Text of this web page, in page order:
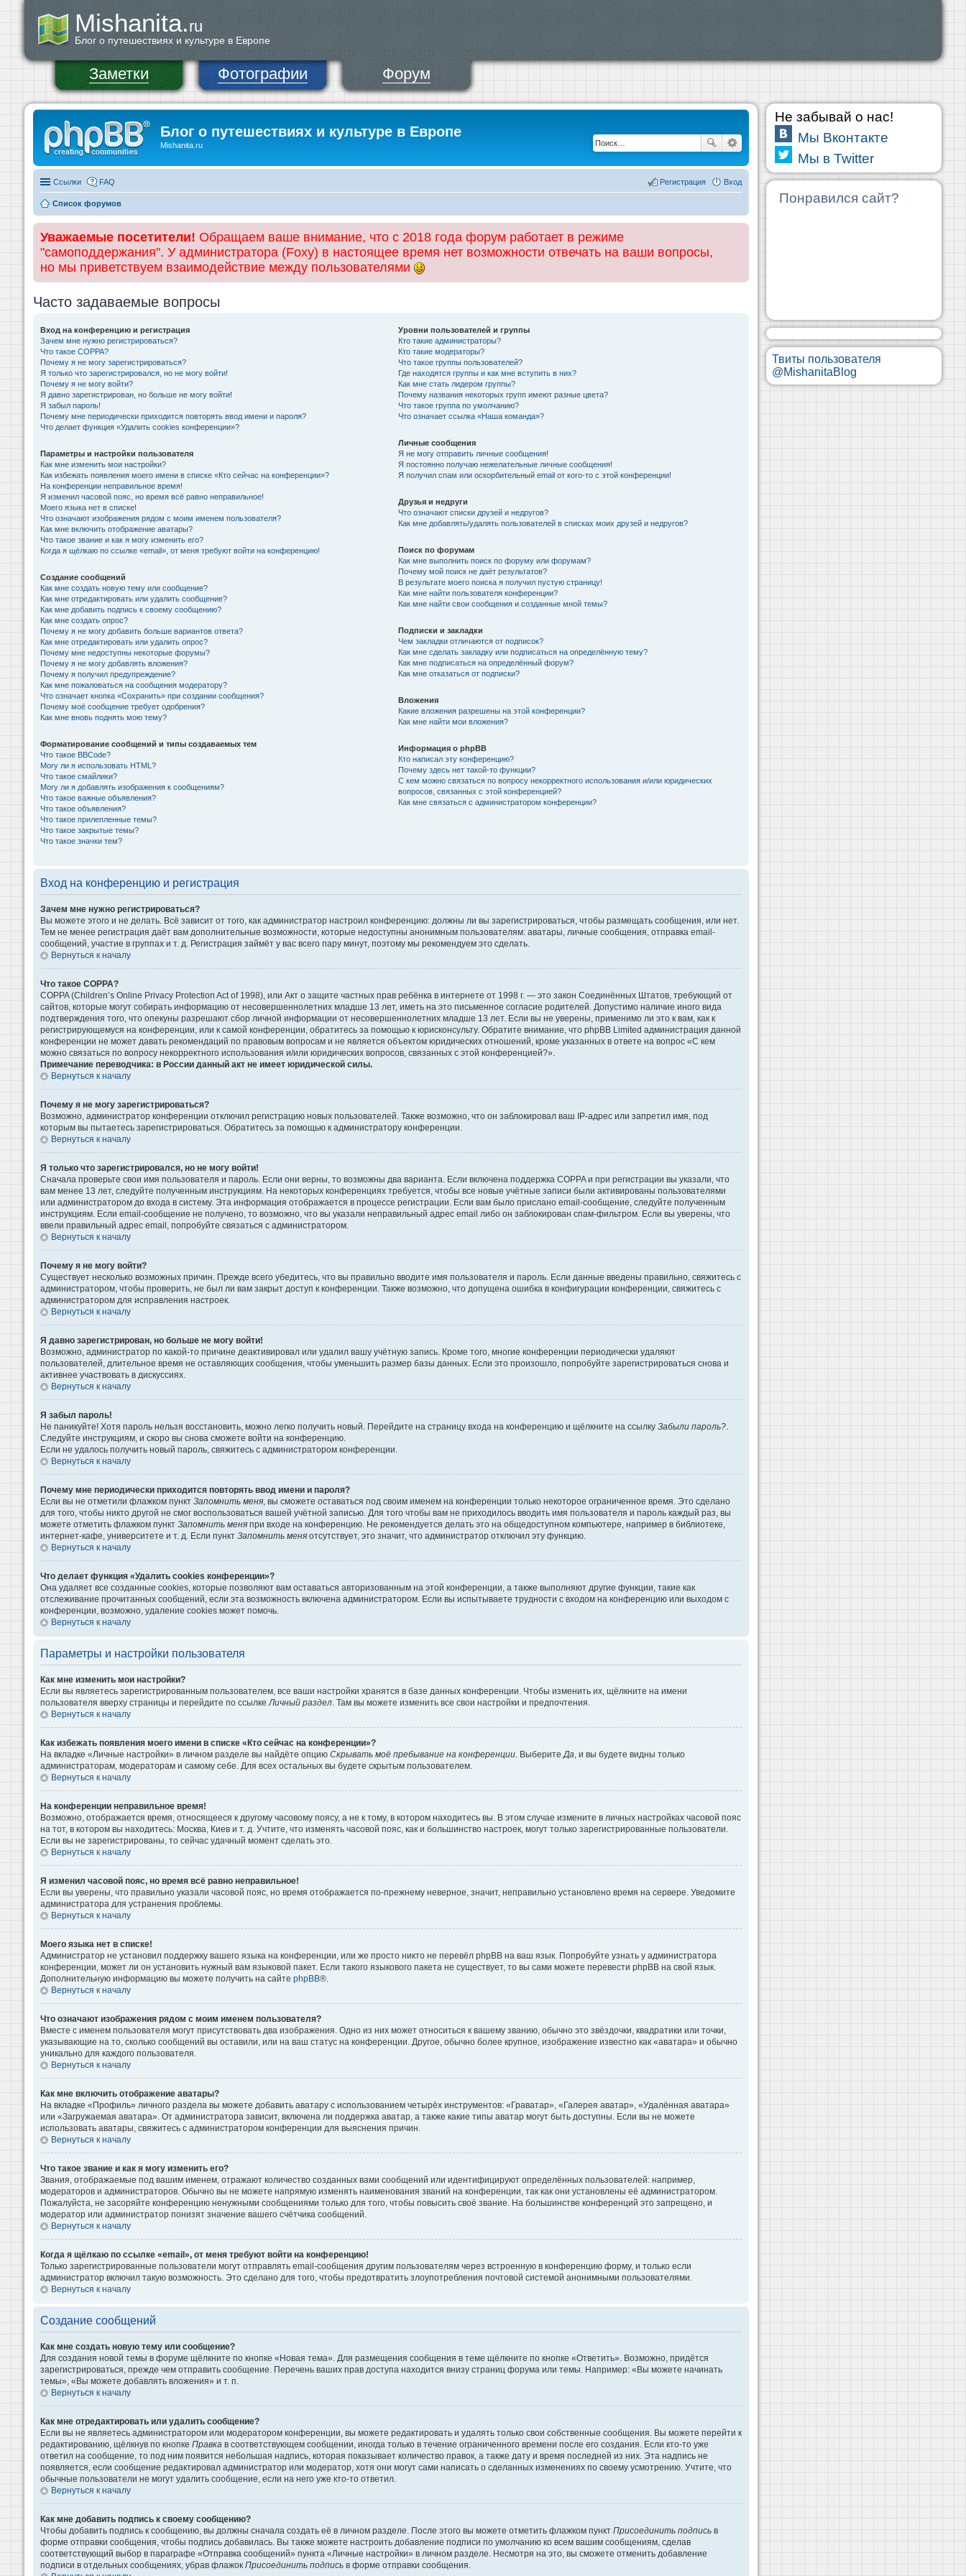
Mishanita.ru
Блог о путешествиях и культуре в Европе
Заметки Фотографии Форум
Блог о путешествиях и культуре в Европе
Mishanita.ru
Ссылки FAQ Вход
Регистрация
Список форумов
Уважаемые посетители! Обращаем ваше внимание, что с 2018 года форум работает в режиме
"самоподдержания". У администратора (Foxy) в настоящее время нет возможности отвечать на ваши вопросы,
но мы приветствуем взаимодействие между пользователями
Часто задаваемые вопросы
Вход на конференцию и регистрация
Зачем мне нужно регистрироваться?
Что такое COPPA?
Почему я не могу зарегистрироваться?
Я только что зарегистрировался, но не могу войти!
Почему я не могу войти?
Я давно зарегистрирован, но больше не могу войти!
Я забыл пароль!
Почему мне периодически приходится повторять ввод имени и пароля?
Что делает функция «Удалить cookies конференции»?
Параметры и настройки пользователя
Как мне изменить мои настройки?
Как избежать появления моего имени в списке «Кто сейчас на конференции»?
На конференции неправильное время!
Я изменил часовой пояс, но время всё равно неправильное!
Моего языка нет в списке!
Что означают изображения рядом с моим именем пользователя?
Как мне включить отображение аватары?
Что такое звание и как я могу изменить его?
Когда я щёлкаю по ссылке «email», от меня требуют войти на конференцию!
Создание сообщений
Как мне создать новую тему или сообщение?
Как мне отредактировать или удалить сообщение?
Как мне добавить подпись к своему сообщению?
Как мне создать опрос?
Почему я не могу добавить больше вариантов ответа?
Как мне отредактировать или удалить опрос?
Почему мне недоступны некоторые форумы?
Почему я не могу добавлять вложения?
Почему я получил предупреждение?
Как мне пожаловаться на сообщения модератору?
Что означает кнопка «Сохранить» при создании сообщения?
Почему моё сообщение требует одобрения?
Как мне вновь поднять мою тему?
Форматирование сообщений и типы создаваемых тем
Что такое BBCode?
Могу ли я использовать HTML?
Что такое смайлики?
Могу ли я добавлять изображения к сообщениям?
Что такое важные объявления?
Что такое объявления?
Что такое прилепленные темы?
Что такое закрытые темы?
Что такое значки тем?
Уровни пользователей и группы
Кто такие администраторы?
Кто такие модераторы?
Что такое группы пользователей?
Где находятся группы и как мне вступить в них?
Как мне стать лидером группы?
Почему названия некоторых групп имеют разные цвета?
Что такое группа по умолчанию?
Что означает ссылка «Наша команда»?
Личные сообщения
Я не могу отправить личные сообщения!
Я постоянно получаю нежелательные личные сообщения!
Я получил спам или оскорбительный email от кого-то с этой конференции!
Друзья и недруги
Что означают списки друзей и недругов?
Как мне добавлять/удалять пользователей в списках моих друзей и недругов?
Поиск по форумам
Как мне выполнить поиск по форуму или форумам?
Почему мой поиск не даёт результатов?
В результате моего поиска я получил пустую страницу!
Как мне найти пользователя конференции?
Как мне найти свои сообщения и созданные мной темы?
Подписки и закладки
Чем закладки отличаются от подписок?
Как мне сделать закладку или подписаться на определённую тему?
Как мне подписаться на определённый форум?
Как мне отказаться от подписки?
Вложения
Какие вложения разрешены на этой конференции?
Как мне найти мои вложения?
Информация о phpBB
Кто написал эту конференцию?
Почему здесь нет такой-то функции?
С кем можно связаться по вопросу некорректного использования и/или юридических
вопросов, связанных с этой конференцией?
Как мне связаться с администратором конференции?
Вход на конференцию и регистрация
Зачем мне нужно регистрироваться?
Вы можете этого и не делать. Всё зависит от того, как администратор настроил конференцию: должны ли вы зарегистрироваться, чтобы размещать сообщения, или нет.
Тем не менее регистрация даёт вам дополнительные возможности, которые недоступны анонимным пользователям: аватары, личные сообщения, отправка email-
сообщений, участие в группах и т. д. Регистрация займёт у вас всего пару минут, поэтому мы рекомендуем это сделать.
Вернуться к началу
Что такое COPPA?
COPPA (Children’s Online Privacy Protection Act of 1998), или Акт о защите частных прав ребёнка в интернете от 1998 г. — это закон Соединённых Штатов, требующий от
сайтов, которые могут собирать информацию от несовершеннолетних младше 13 лет, иметь на это письменное согласие родителей. Допустимо наличие иного вида
подтверждения того, что опекуны разрешают сбор личной информации от несовершеннолетних младше 13 лет. Если вы не уверены, применимо ли это к вам, как к
регистрирующемуся на конференции, или к самой конференции, обратитесь за помощью к юрисконсульту. Обратите внимание, что phpBB Limited администрация данной
конференции не может давать рекомендаций по правовым вопросам и не является объектом юридических отношений, кроме указанных в ответе на вопрос «С кем
можно связаться по вопросу некорректного использования и/или юридических вопросов, связанных с этой конференцией?».
Примечание переводчика: в России данный акт не имеет юридической силы.
Вернуться к началу
Почему я не могу зарегистрироваться?
Возможно, администратор конференции отключил регистрацию новых пользователей. Также возможно, что он заблокировал ваш IP-адрес или запретил имя, под
которым вы пытаетесь зарегистрироваться. Обратитесь за помощью к администратору конференции.
Вернуться к началу
Я только что зарегистрировался, но не могу войти!
Сначала проверьте свои имя пользователя и пароль. Если они верны, то возможны два варианта. Если включена поддержка COPPA и при регистрации вы указали, что
вам менее 13 лет, следуйте полученным инструкциям. На некоторых конференциях требуется, чтобы все новые учётные записи были активированы пользователями
или администратором до входа в систему. Эта информация отображается в процессе регистрации. Если вам было прислано email-сообщение, следуйте полученным
инструкциям. Если email-сообщение не получено, то возможно, что вы указали неправильный адрес email либо он заблокирован спам-фильтром. Если вы уверены, что
ввели правильный адрес email, попробуйте связаться с администратором.
Вернуться к началу
Почему я не могу войти?
Существует несколько возможных причин. Прежде всего убедитесь, что вы правильно вводите имя пользователя и пароль. Если данные введены правильно, свяжитесь с
администратором, чтобы проверить, не был ли вам закрыт доступ к конференции. Также возможно, что допущена ошибка в конфигурации конференции, свяжитесь с
администратором для исправления настроек.
Вернуться к началу
Я давно зарегистрирован, но больше не могу войти!
Возможно, администратор по какой-то причине деактивировал или удалил вашу учётную запись. Кроме того, многие конференции периодически удаляют
пользователей, длительное время не оставляющих сообщения, чтобы уменьшить размер базы данных. Если это произошло, попробуйте зарегистрироваться снова и
активнее участвовать в дискуссиях.
Вернуться к началу
Я забыл пароль!
Не паникуйте! Хотя пароль нельзя восстановить, можно легко получить новый. Перейдите на страницу входа на конференцию и щёлкните на ссылку Забыли пароль?
Следуйте инструкциям, и скоро вы снова сможете войти на конференцию.
Если не удалось получить новый пароль, свяжитесь с администратором конференции.
Вернуться к началу
Почему мне периодически приходится повторять ввод имени и пароля?
Если вы не отметили флажком пункт Запомнить меня , вы сможете оставаться под своим именем на конференции только некоторое ограниченное время. Это сделано
для того, чтобы никто другой не смог воспользоваться вашей учётной записью. Для того чтобы вам не приходилось вводить имя пользователя и пароль каждый раз, вы
можете отметить флажком пункт Запомнить меня при входе на конференцию. Не рекомендуется делать это на общедоступном компьютере, например в библиотеке,
интернет-кафе, университете и т. д. Если пункт Запомнить меня отсутствует, это значит, что администратор отключил эту функцию.
Вернуться к началу
Что делает функция «Удалить cookies конференции»?
Она удаляет все созданные cookies, которые позволяют вам оставаться авторизованным на этой конференции, а также выполняют другие функции, такие как
отслеживание прочитанных сообщений, если эта возможность включена администратором. Если вы испытываете трудности с входом на конференцию или выходом с
конференции, возможно, удаление cookies может помочь.
Вернуться к началу
Параметры и настройки пользователя
Как мне изменить мои настройки?
Если вы являетесь зарегистрированным пользователем, все ваши настройки хранятся в базе данных конференции. Чтобы изменить их, щёлкните на имени
пользователя вверху страницы и перейдите по ссылке Личный раздел . Там вы можете изменить все свои настройки и предпочтения.
Вернуться к началу
Как избежать появления моего имени в списке «Кто сейчас на конференции»?
На вкладке «Личные настройки» в личном разделе вы найдёте опцию Скрывать моё пребывание на конференции . Выберите Да , и вы будете видны только
администраторам, модераторам и самому себе. Для всех остальных вы будете скрытым пользователем.
Вернуться к началу
На конференции неправильное время!
Возможно, отображается время, относящееся к другому часовому поясу, а не к тому, в котором находитесь вы. В этом случае измените в личных настройках часовой пояс
на тот, в котором вы находитесь: Москва, Киев и т. д. Учтите, что изменять часовой пояс, как и большинство настроек, могут только зарегистрированные пользователи.
Если вы не зарегистрированы, то сейчас удачный момент сделать это.
Вернуться к началу
Я изменил часовой пояс, но время всё равно неправильное!
Если вы уверены, что правильно указали часовой пояс, но время отображается по-прежнему неверное, значит, неправильно установлено время на сервере. Уведомите
администратора для устранения проблемы.
Вернуться к началу
Моего языка нет в списке!
Администратор не установил поддержку вашего языка на конференции, или же просто никто не перевёл phpBB на ваш язык. Попробуйте узнать у администратора
конференции, может ли он установить нужный вам языковой пакет. Если такого языкового пакета не существует, то вы сами можете перевести phpBB на свой язык.
Дополнительную информацию вы можете получить на сайте phpBB®.
Вернуться к началу
Что означают изображения рядом с моим именем пользователя?
Вместе с именем пользователя могут присутствовать два изображения. Одно из них может относиться к вашему званию, обычно это звёздочки, квадратики или точки,
указывающие на то, сколько сообщений вы оставили, или на ваш статус на конференции. Другое, обычно более крупное, изображение известно как «аватара» и обычно
уникально для каждого пользователя.
Вернуться к началу
Как мне включить отображение аватары?
На вкладке «Профиль» личного раздела вы можете добавить аватару с использованием четырёх инструментов: «Граватар», «Галерея аватар», «Удалённая аватара»
или «Загружаемая аватара». От администратора зависит, включена ли поддержка аватар, а также какие типы аватар могут быть доступны. Если вы не можете
использовать аватары, свяжитесь с администратором конференции для выяснения причин.
Вернуться к началу
Что такое звание и как я могу изменить его?
Звания, отображаемые под вашим именем, отражают количество созданных вами сообщений или идентифицируют определённых пользователей: например,
модераторов и администраторов. Обычно вы не можете напрямую изменять наименования званий на конференции, так как они установлены её администратором.
Пожалуйста, не засоряйте конференцию ненужными сообщениями только для того, чтобы повысить своё звание. На большинстве конференций это запрещено, и
модератор или администратор понизят значение вашего счётчика сообщений.
Вернуться к началу
Когда я щёлкаю по ссылке «email», от меня требуют войти на конференцию!
Только зарегистрированные пользователи могут отправлять email-сообщения другим пользователям через встроенную в конференцию форму, и только если
администратор включил такую возможность. Это сделано для того, чтобы предотвратить злоупотребления почтовой системой анонимными пользователями.
Вернуться к началу
Создание сообщений
Как мне создать новую тему или сообщение?
Для создания новой темы в форуме щёлкните по кнопке «Новая тема». Для размещения сообщения в теме щёлкните по кнопке «Ответить». Возможно, придётся
зарегистрироваться, прежде чем отправить сообщение. Перечень ваших прав доступа находится внизу страниц форума или темы. Например: «Вы можете начинать
темы», «Вы можете добавлять вложения» и т. п.
Вернуться к началу
Как мне отредактировать или удалить сообщение?
Если вы не являетесь администратором или модератором конференции, вы можете редактировать и удалять только свои собственные сообщения. Вы можете перейти к
редактированию, щёлкнув по кнопке Правка в соответствующем сообщении, иногда только в течение ограниченного времени после его создания. Если кто-то уже
ответил на сообщение, то под ним появится небольшая надпись, которая показывает количество правок, а также дату и время последней из них. Эта надпись не
появляется, если сообщение редактировал администратор или модератор, хотя они могут сами написать о сделанных изменениях по своему усмотрению. Учтите, что
обычные пользователи не могут удалить сообщение, если на него уже кто-то ответил.
Вернуться к началу
Как мне добавить подпись к своему сообщению?
Чтобы добавить подпись к сообщению, вы должны сначала создать её в личном разделе. После этого вы можете отметить флажком пункт Присоединить подпись в
форме отправки сообщения, чтобы подпись добавилась. Вы также можете настроить добавление подписи по умолчанию ко всем вашим сообщениям, сделав
соответствующий выбор в параграфе «Отправка сообщений» пункта «Личные настройки» в личном разделе. Несмотря на это, вы сможете отменить добавление
подписи в отдельных сообщениях, убрав флажок Присоединить подпись в форме отправки сообщения.
Не забывай о нас!
Мы Вконтакте
Мы в Twitter
Понравился сайт?
Твиты пользователя
@MishanitaBlog